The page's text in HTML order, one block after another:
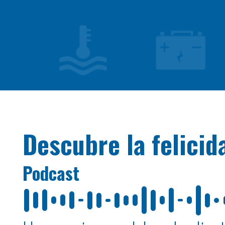
Descubre la
Podcast